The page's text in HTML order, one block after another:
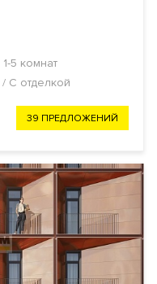
1-5 комнат
С отделкой
39 ПРЕДЛОЖЕНИЙ